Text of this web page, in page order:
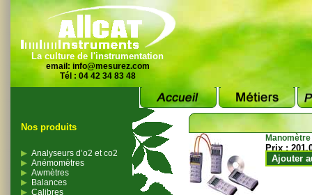
La culture de l'instrumentation
email: info@mesurez.com
Tél : 04 42 34 83 48
Nos produits
Analyseurs d’o2 et co2
Anémomètres
Awmètres
Balances
Calibres
Prix :
Ajouter